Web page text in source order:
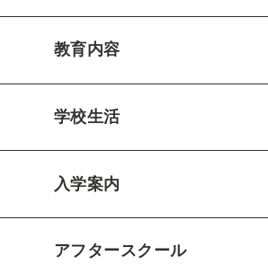
教育内容
学校生活
入学案内
アフタースクール